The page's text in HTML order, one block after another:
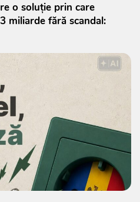
o soluție prin care
miliarde fără scandal: